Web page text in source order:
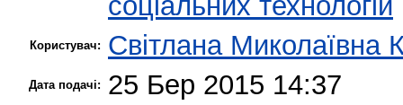
Користувач: Світлана Миколаївна
Дата подачі: 25 Бер 2015 14:37